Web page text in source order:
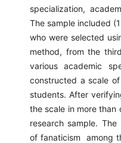
specialization,
The sample included
who were selected
method, from the
various academic
constructed a scale
students. After
the scale in more
research sample.
of fanaticism among